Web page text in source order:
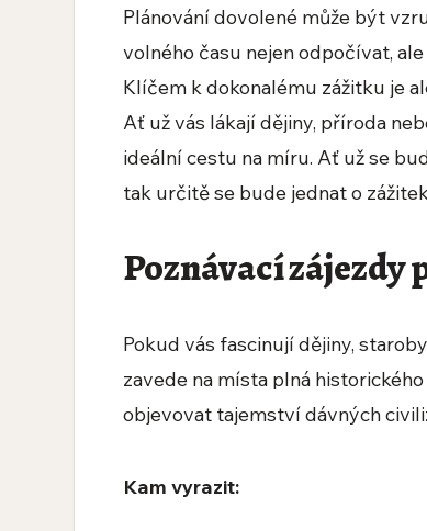
Plánování dovolené může být
volného času nejen odpočívat,
Klíčem k dokonalému zážitku je
Ať už vás lákají dějiny, příroda
ideální cestu na míru. Ať už se
tak určitě se bude jednat o
Poznávací
Pokud vás fascinují dějiny,
zavede na místa plná
objevovat tajemství dávných
Kam vyrazit: